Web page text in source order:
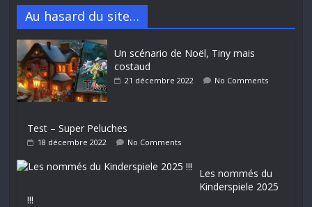
Au hasard du site…
Un scénario de Noël, Tiny mais
costaud
21 décembre 2022 No Comments
Test – Super Peluches
18 décembre 2022 No Comments
Les nommés du
Kinderspiele 2025
!!!